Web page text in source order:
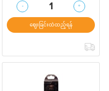
- 1
+
ဈေးခြင်းထဲထည့်ရန်